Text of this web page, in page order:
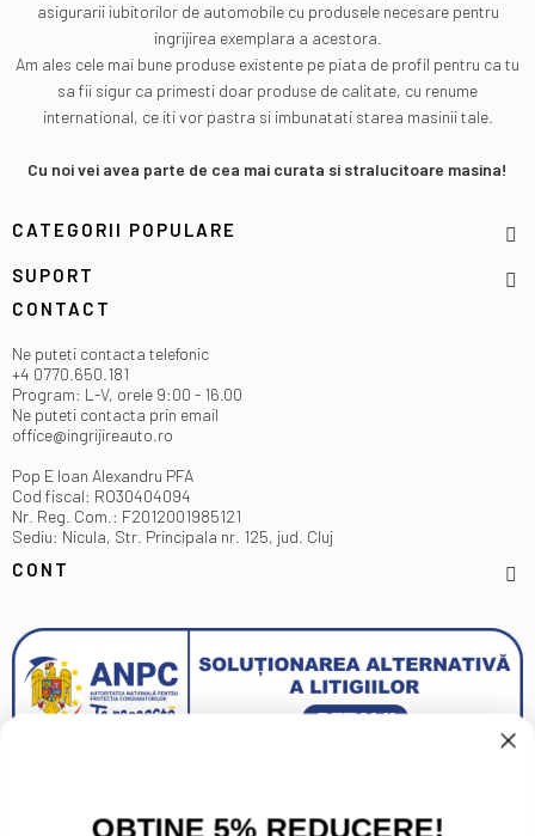
asigurarii iubitorilor de automobile cu produsele necesare pentru
ingrijirea exemplara a acestora.
Am ales cele mai bune produse existente pe piata de profil pentru ca tu
sa fii sigur ca primesti doar produse de calitate, cu renume
international, ce iti vor pastra si imbunatati starea masinii tale.
Cu noi vei avea parte de cea mai curata si stralucitoare masina!
CATEGORII POPULARE
SUPORT
CONTACT
Ne puteti contacta telefonic
+4 0770.650.181
Program: L-V, orele 9:00 - 16.00
Ne puteti contacta prin email
office@ingrijireauto.ro
Pop E Ioan Alexandru PFA
Cod fiscal: RO30404094
Nr. Reg. Com.: F2012001985121
Sediu: Nicula, Str. Principala nr. 125, jud. Cluj
CONT
OBTINE 5% REDUCERE!